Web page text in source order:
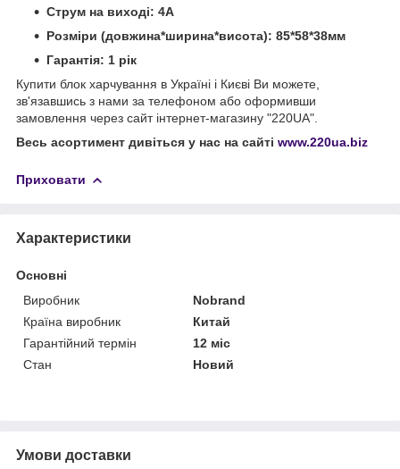
Струм на виході: 4А
Розміри (довжина*ширина*висота): 85*58*38мм
Гарантія: 1 рік
Купити блок харчування в Україні і Києві Ви можете,
зв'язавшись з нами за телефоном або оформивши
замовлення через сайт інтернет-магазину "220UA".
Весь асортимент дивіться у нас на сайті www.220ua.biz
Приховати
Характеристики
Основні
Виробник
Nobrand
Країна виробник
Китай
Гарантійний термін
12 міс
Стан
Новий
Умови доставки